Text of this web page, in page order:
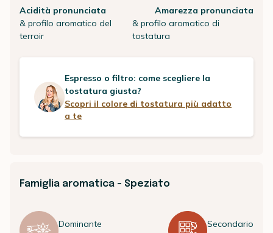
Acidità pronunciata
& profilo aromatico del
terroir
Amarezza pronunciata
& profilo aromatico di
tostatura
Espresso o filtro: come scegliere la
tostatura giusta?
Scopri il colore di tostatura più adatto
a te
Famiglia aromatica - Speziato
Dominante Secondario